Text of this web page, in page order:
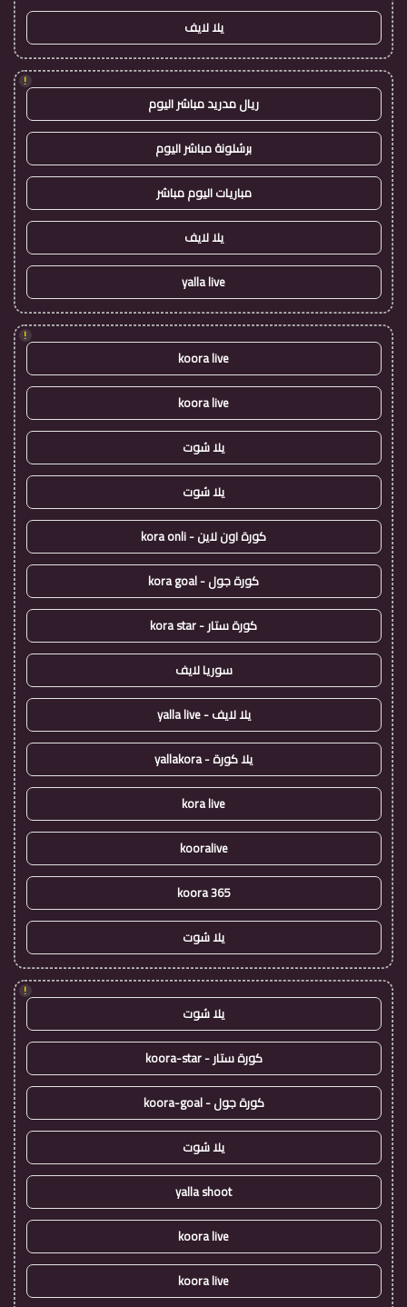
يلا لايف
!
ريال مدريد مباشر اليوم
برشلونة مباشر اليوم
مباريات اليوم مباشر
يلا لايف
yalla live
!
koora live
koora live
يلا شوت
يلا شوت
كورة اون لاين - kora onli
كورة جول - kora goal
كورة ستار - kora star
سوريا لايف
يلا لايف - yalla live
يلا كورة - yallakora
kora live
kooralive
koora 365
يلا شوت
!
يلا شوت
كورة ستار - koora-star
كورة جول - koora-goal
يلا شوت
yalla shoot
koora live
koora live